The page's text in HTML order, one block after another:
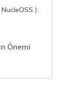
):
Önemi